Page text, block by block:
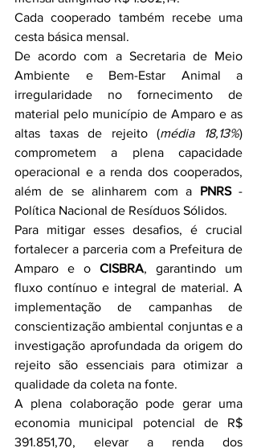
Cada cooperado também recebe uma
cesta básica mensal.
De acordo com a Secretaria de Meio
Ambiente e Bem-Estar Animal a
irregularidade no fornecimento de
material pelo município de Amparo e as
altas taxas de rejeito (média 18,13%)
comprometem a plena capacidade
operacional e a renda dos cooperados,
além de se alinharem com a PNRS -
Política Nacional de Resíduos Sólidos.
Para mitigar esses desafios, é crucial
fortalecer a parceria com a Prefeitura de
Amparo e o CISBRA, garantindo um
fluxo contínuo e integral de material. A
implementação de campanhas de
conscientização ambiental conjuntas e a
investigação aprofundada da origem do
rejeito são essenciais para otimizar a
qualidade da coleta na fonte.
A plena colaboração pode gerar uma
economia municipal potencial de R$
391.851,70, elevar a renda dos